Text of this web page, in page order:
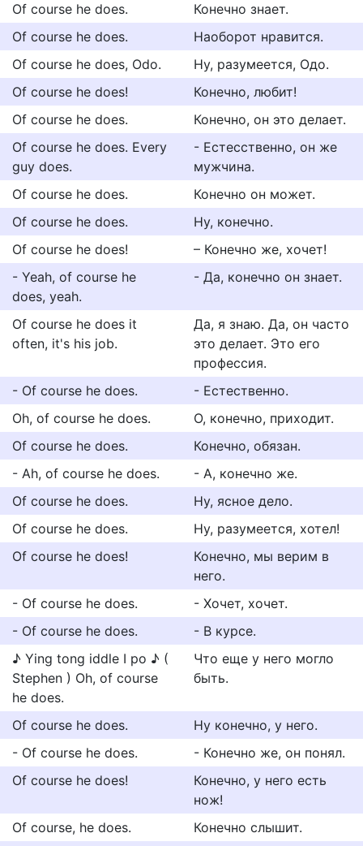
Of course he does.
Конечно знает.
Of course he does.
Наоборот нравится.
Of course he does, Odo.
Ну, разумеется, Одо.
Of course he does!
Конечно, любит!
Of course he does.
Конечно, он это делает.
Of course he does. Every
guy does.
- Естесственно, он же
мужчина.
Of course he does.
Конечно он может.
Of course he does.
Ну, конечно.
Of course he does!
– Конечно же, хочет!
- Yeah, of course he
does, yeah.
- Да, конечно он знает.
Of course he does it
often, it's his job.
Да, я знаю. Да, он часто
это делает. Это его
профессия.
- Of course he does.
- Естественно.
Oh, of course he does.
О, конечно, приходит.
Of course he does.
Конечно, обязан.
- Ah, of course he does.
- А, конечно же.
Of course he does.
Ну, ясное дело.
Of course he does.
Ну, разумеется, хотел!
Of course he does!
Конечно, мы верим в
него.
- Of course he does.
- Хочет, хочет.
- Of course he does.
- В курсе.
♪ Ying tong iddle I po ♪ (
Stephen ) Oh, of course
he does.
Что еще у него могло
быть.
Of course he does.
Ну конечно, у него.
- Of course he does.
- Конечно же, он понял.
Of course he does!
Конечно, у него есть
нож!
Of course, he does.
Конечно слышит.